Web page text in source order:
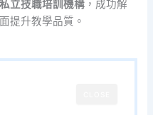
私立技職培訓機構 ，成功解
提升教學品質。